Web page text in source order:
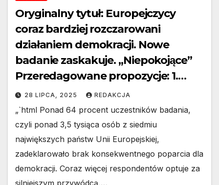
Oryginalny tytuł: Europejczycy
coraz bardziej rozczarowani
działaniem demokracji. Nowe
badanie zaskakuje. „Niepokojące”
Przeredagowane propozycje: 1.
Rosnące rozczarowanie
demokracją wśród Europejczyków
– najnowsze badania budzą
niepokój 2. Kryzys zaufania do
demokracji w Europie? Wyniki
świeżego raportu są alarmujące 3.
28 LIPCA, 2025 REDAKCJA
„`html Ponad 64 procent uczestników badania,
czyli ponad 3,5 tysiąca osób z siedmiu
największych państw Unii Europejskiej,
zadeklarowało brak konsekwentnego poparcia dla
demokracji. Coraz więcej respondentów optuje za
silniejszym przywódcą,…